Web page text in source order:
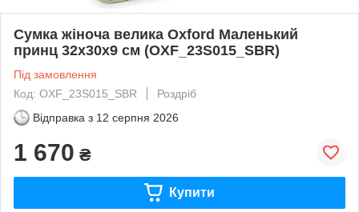
Сумка жіноча велика Oxford Маленький
принц 32x30x9 см (OXF_23S015_SBR)
Під замовлення
Код: OXF_23S015_SBR
Роздріб
Відправка з 12 серпня 2026
1 670 ₴
Купити